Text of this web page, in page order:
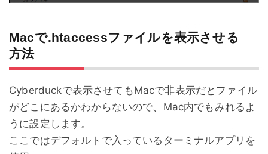
Macで.htaccessファイルを表示させる
方法
Cyberduckで表示させてもMacで非表示だとファイル
がどこにあるかわからないので、Mac内でもみれるよ
うに設定します。
ここではデフォルトで入っているターミナルアプリを